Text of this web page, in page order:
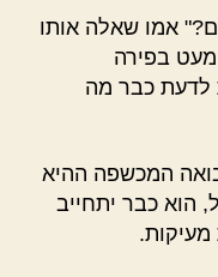
אמו שאלה אותו
בפירה
לדעת כבר מה
המכשפה ההיא
הוא כבר יתחייב